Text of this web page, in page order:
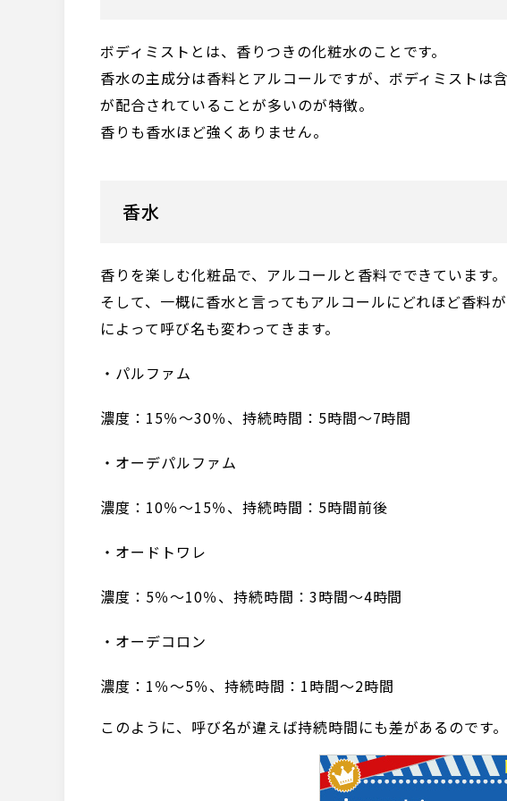
ボディミストとは、香りつきの化粧水のことです。
香水の主成分は香料とアルコールですが、ボディミストは
が配合されていることが多いのが特徴。
香りも香水ほど強くありません。
香水
香りを楽しむ化粧品で、アルコールと香料でできています。
そして、一概に香水と言ってもアルコールにどれほど香料
によって呼び名も変わってきます。
・パルファム
濃度：15％～30％、持続時間：5時間～7時間
・オーデパルファム
濃度：10％～15％、持続時間：5時間前後
・オードトワレ
濃度：5％～10％、持続時間：3時間～4時間
・オーデコロン
濃度：1％～5％、持続時間：1時間～2時間
このように、呼び名が違えば持続時間にも差があるのです。